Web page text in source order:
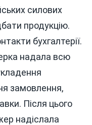
силових
продукцію.
бухгалтерії.
надала всю
замовлення,
Після цього
надіслала